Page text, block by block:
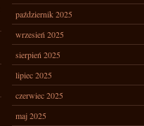
październik 2025
wrzesień 2025
sierpień 2025
lipiec 2025
czerwiec 2025
maj 2025